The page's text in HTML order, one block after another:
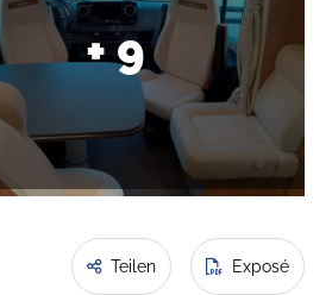
+ 9
Teilen Exposé